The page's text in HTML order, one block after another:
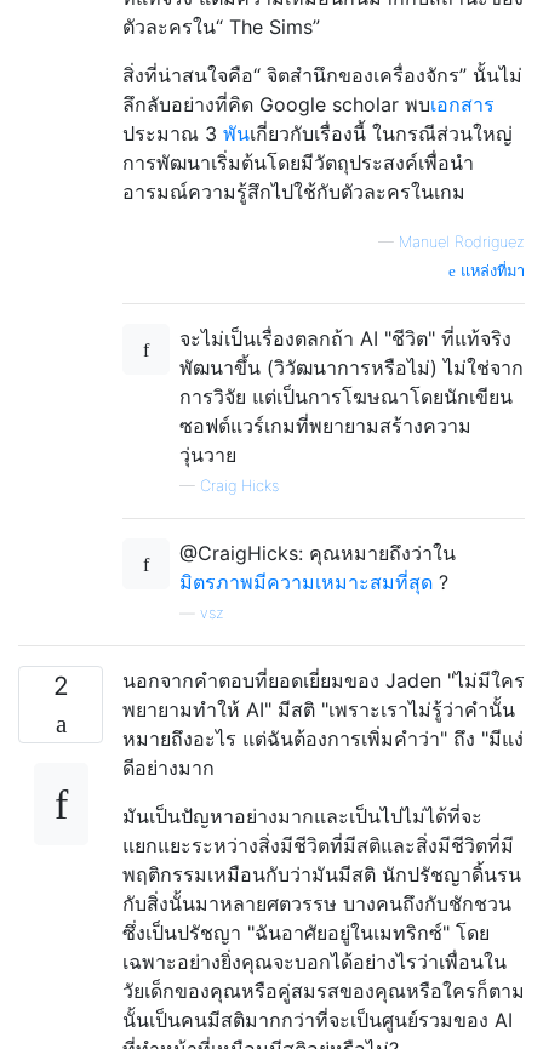
ตัวละครใน“ The Sims”
สิ่งที่น่าสนใจคือ“ จิตสำนึกของเครื่องจักร” นั้นไม่
ลึกลับอย่างที่คิด Google scholar พบเอกสาร
ประมาณ 3 พันเกี่ยวกับเรื่องนี้ ในกรณีส่วนใหญ่
การพัฒนาเริ่มต้นโดยมีวัตถุประสงค์เพื่อนำ
อารมณ์ความรู้สึกไปใช้กับตัวละครในเกม
— Manuel Rodriguez
แหล่งที่มา
จะไม่เป็นเรื่องตลกถ้า AI "ชีวิต" ที่แท้จริง
พัฒนาขึ้น (วิวัฒนาการหรือไม่) ไม่ใช่จาก
การวิจัย แต่เป็นการโฆษณาโดยนักเขียน
ซอฟต์แวร์เกมที่พยายามสร้างความ
วุ่นวาย
— Craig Hicks
@CraigHicks: คุณหมายถึงว่าใน
มิตรภาพมีความเหมาะสมที่สุด ?
vsz
2
นอกจากคำตอบที่ยอดเยี่ยมของ Jaden "ไม่มีใคร
พยายามทำให้ AI" มีสติ "เพราะเราไม่รู้ว่าคำนั้น
หมายถึงอะไร แต่ฉันต้องการเพิ่มคำว่า" ถึง "มีแง่
ดีอย่างมาก
มันเป็นปัญหาอย่างมากและเป็นไปไม่ได้ที่จะ
แยกแยะระหว่างสิ่งมีชีวิตที่มีสติและสิ่งมีชีวิตที่มี
พฤติกรรมเหมือนกับว่ามันมีสติ นักปรัชญาดิ้นรน
กับสิ่งนั้นมาหลายศตวรรษ บางคนถึงกับชักชวน
ซึ่งเป็นปรัชญา "ฉันอาศัยอยู่ในเมทริกซ์" โดย
เฉพาะอย่างยิ่งคุณจะบอกได้อย่างไรว่าเพื่อนใน
วัยเด็กของคุณหรือคู่สมรสของคุณหรือใครก็ตาม
นั้นเป็นคนมีสติมากกว่าที่จะเป็นศูนย์รวมของ AI